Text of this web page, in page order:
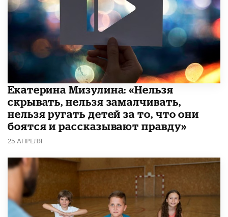
Екатерина Мизулина: «Нельзя
скрывать, нельзя замалчивать,
нельзя ругать детей за то, что они
боятся и рассказывают правду»
25 АПРЕЛЯ